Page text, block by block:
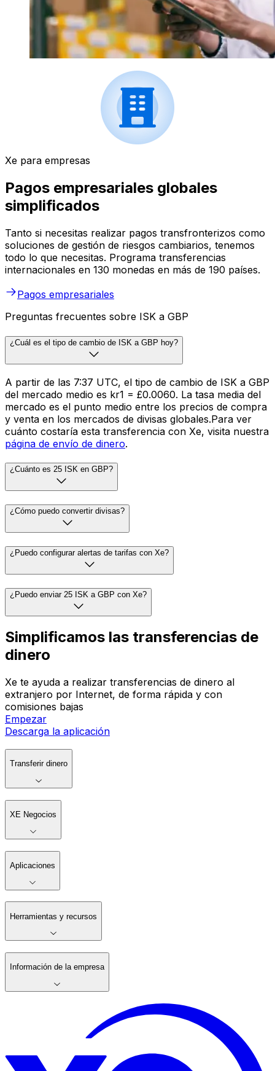
Xe para empresas
Pagos empresariales globales
simplificados
Tanto si necesitas realizar pagos transfronterizos como
soluciones de gestión de riesgos cambiarios, tenemos
todo lo que necesitas. Programa transferencias
internacionales en 130 monedas en más de 190 países.
Pagos empresariales
Preguntas frecuentes sobre ISK a GBP
¿Cuál es el tipo de cambio de ISK a GBP hoy?
A partir de las 7:37 UTC, el tipo de cambio de ISK a GBP
del mercado medio es kr1 = £0.0060. La tasa media del
mercado es el punto medio entre los precios de compra
y venta en los mercados de divisas globales.Para ver
cuánto costaría esta transferencia con Xe, visita nuestra
página de envío de dinero.
¿Cuánto es 25 ISK en GBP?
¿Cómo puedo convertir divisas?
¿Puedo configurar alertas de tarifas con Xe?
¿Puedo enviar 25 ISK a GBP con Xe?
Simplificamos las transferencias de
dinero
Xe te ayuda a realizar transferencias de dinero al
extranjero por Internet, de forma rápida y con
comisiones bajas
Empezar
Descarga la aplicación
Transferir dinero
XE Negocios
Aplicaciones
Herramientas y recursos
Información de la empresa